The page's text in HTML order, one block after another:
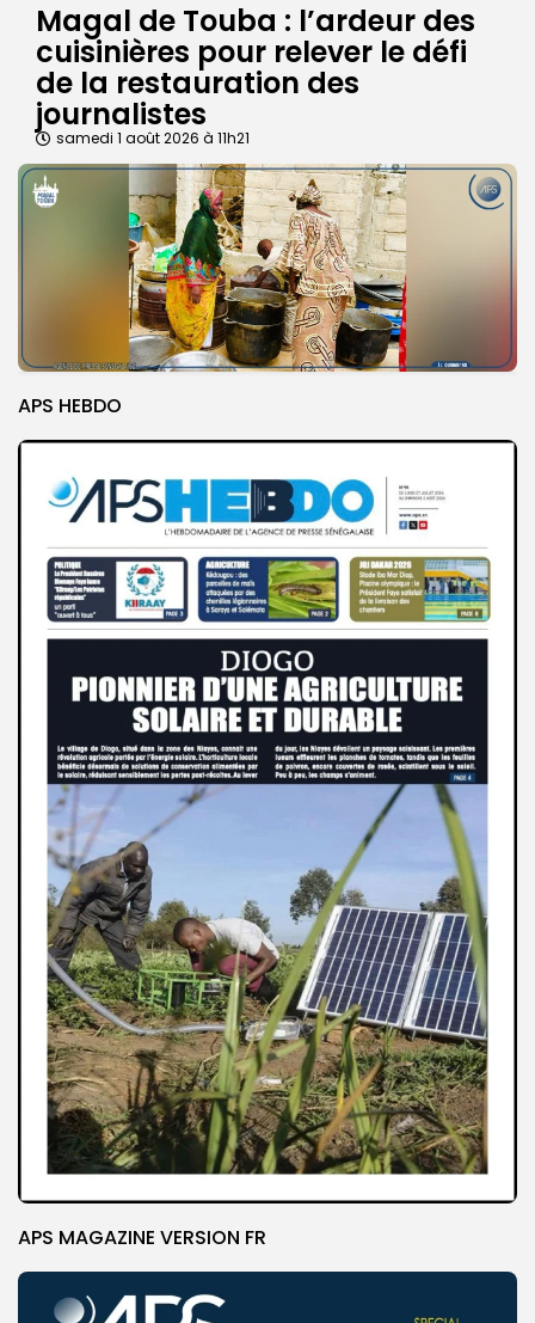
Magal de Touba : l’ardeur des
cuisinières pour relever le défi
de la restauration des
journalistes
samedi 1 août 2026 à 11h21
APS HEBDO
APS MAGAZINE VERSION FR